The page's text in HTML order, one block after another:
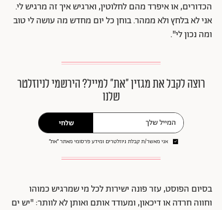
הכדורים, או איפרד מהם לחלוטין, וארגיש איך זה מרגיש לי.
אני לא בלחץ ולא ממהר. בוחן כל יום מחדש מה עושה לי טוב
ומה נכון לי".
רוצה לקבל את מגזין ״את״ למייל? הירשמי לניוזלטר
שלנו
שלחי
אני מאשר/ת קבלת ניוזלטרים ומידע פרסומי מאתר ״את״
בסיום הפוסט, עזר פונה ישירות לכל מי שמרגיש כמוהו
וחווה חרדה או דיכאון, ומעודד אותם ואותן לא לוותר: "יש ים